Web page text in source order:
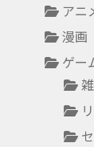
アニ
漫画
ゲー